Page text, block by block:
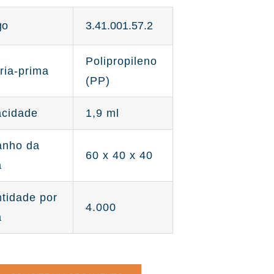
3.41.001.57.2
prima
Polipropileno
(PP)
1,9 ml
da
60 x 40 x 40
por
4.000